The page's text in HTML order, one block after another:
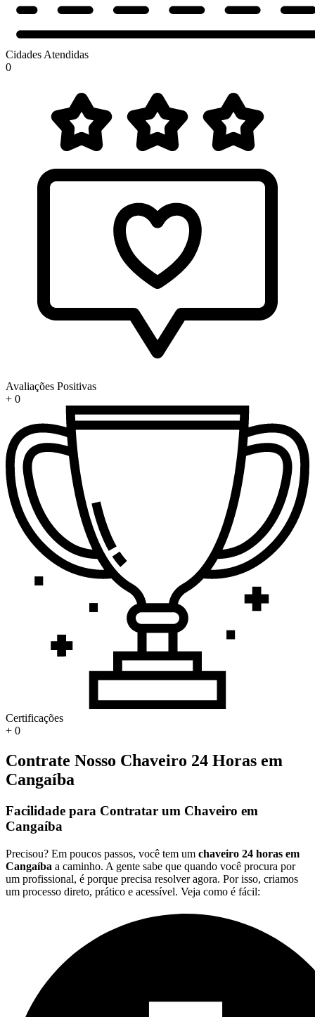
Cidades Atendidas
0
Avaliações Positivas
+ 0
Certificações
+ 0
Contrate Nosso Chaveiro 24 Horas em
Cangaíba
Facilidade para Contratar um Chaveiro em
Cangaíba
Precisou? Em poucos passos, você tem um chaveiro 24 horas em
Cangaíba a caminho. A gente sabe que quando você procura por
um profissional, é porque precisa resolver agora. Por isso, criamos
um processo direto, prático e acessível. Veja como é fácil: